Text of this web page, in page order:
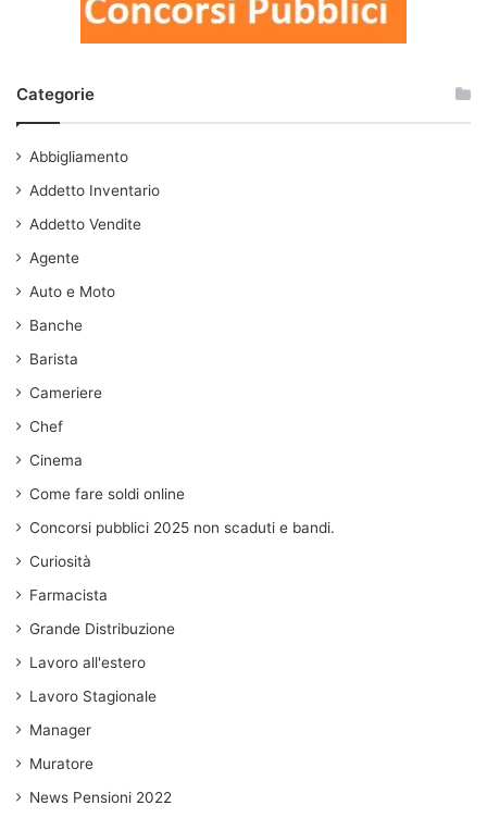
Categorie
Abbigliamento
Addetto Inventario
Addetto Vendite
Agente
Auto e Moto
Banche
Barista
Cameriere
Chef
Cinema
Come fare soldi online
Concorsi pubblici 2025 non scaduti e bandi.
Curiosità
Farmacista
Grande Distribuzione
Lavoro all'estero
Lavoro Stagionale
Manager
Muratore
News Pensioni 2022